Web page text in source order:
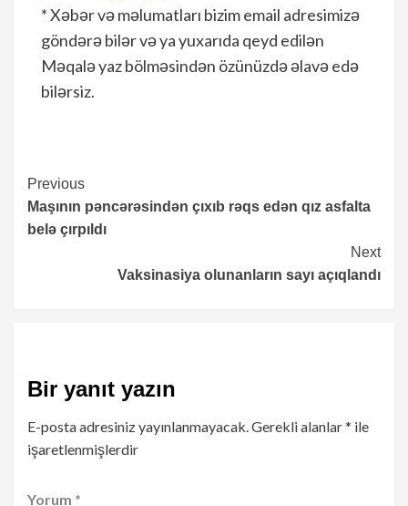
* Xəbər və məlumatları bizim email adresimizə
göndərə bilər və ya yuxarıda qeyd edilən
Məqalə yaz bölməsindən özünüzdə əlavə edə
bilərsiz.
Continue
Reading
Previous
Maşının pəncərəsindən çıxıb rəqs edən qız asfalta
belə çırpıldı
Next
Vaksinasiya olunanların sayı açıqlandı
Bir yanıt yazın
E-posta adresiniz yayınlanmayacak.Gerekli alanlar* ile
işaretlenmişlerdir
Yorum *